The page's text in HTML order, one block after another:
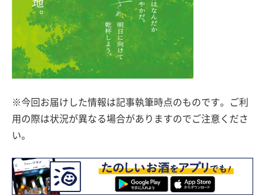
※今回お届けした情報は記事執筆時点のものです。ご利
用の際は状況が異なる場合がありますのでご注意くださ
い。